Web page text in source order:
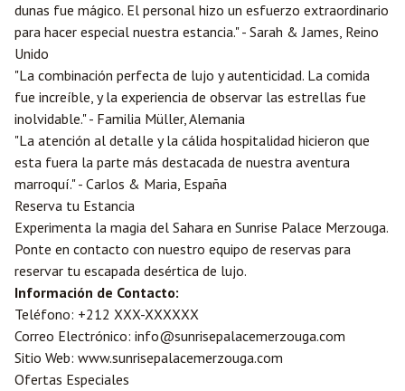
dunas fue mágico. El personal hizo un esfuerzo extraordinario
para hacer especial nuestra estancia." - Sarah & James, Reino
Unido
"La combinación perfecta de lujo y autenticidad. La comida
fue increíble, y la experiencia de observar las estrellas fue
inolvidable." - Familia Müller, Alemania
"La atención al detalle y la cálida hospitalidad hicieron que
esta fuera la parte más destacada de nuestra aventura
marroquí." - Carlos & Maria, España
Reserva tu Estancia
Experimenta la magia del Sahara en Sunrise Palace Merzouga.
Ponte en contacto con nuestro equipo de reservas para
reservar tu escapada desértica de lujo.
Información de Contacto:
Teléfono: +212 XXX-XXXXXX
Correo Electrónico: info@sunrisepalacemerzouga.com
Sitio Web: www.sunrisepalacemerzouga.com
Ofertas Especiales